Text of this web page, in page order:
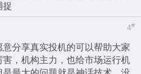
捉
4#
分享真实投机的可以帮助大家
，机构主力，也给市场运行机